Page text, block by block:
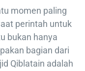
momen paling
perintah untuk
bukan hanya
bagian dari
Qiblatain adalah